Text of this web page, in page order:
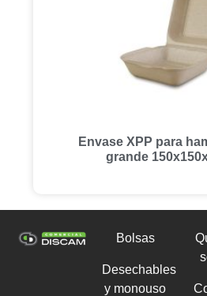
Envase XPP para
grande
Bolsas
Desechables
y monouso